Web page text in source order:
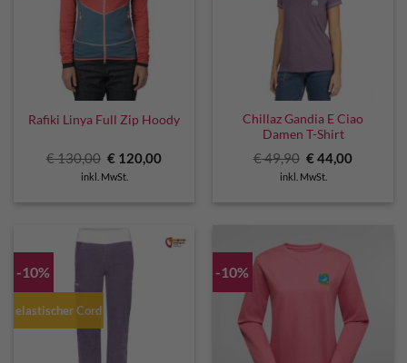
Rafiki Linya Full Zip Hoody
€130,00 Ursprünglicher
Preis
war:
€ 120,00Aktueller
inkl. MwSt.
Chillaz Gandia E Ciao
Damen T-Shirt
€49,90 Ursprünglicher
Preis
war:
€44,00
inkl. MwSt.
-10%
elastischer Cord
-10%